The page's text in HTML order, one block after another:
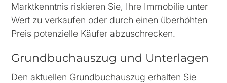
Marktkenntnis riskieren Sie, Ihre Immobilie unter
Wert zu verkaufen oder durch einen überhöhten
Preis potenzielle Käufer abzuschrecken.
Grundbuchauszug und Unterlagen
Den aktuellen Grundbuchauszug erhalten Sie